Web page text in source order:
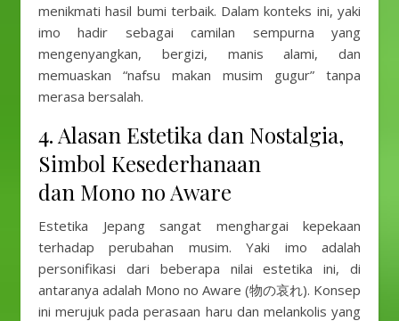
menikmati hasil bumi terbaik. Dalam konteks ini, yaki
imo hadir sebagai camilan sempurna yang
mengenyangkan, bergizi, manis alami, dan
memuaskan “nafsu makan musim gugur” tanpa
merasa bersalah.
4. Alasan Estetika dan Nostalgia,
Simbol Kesederhanaan
dan Mono no Aware
Estetika Jepang sangat menghargai kepekaan
terhadap perubahan musim. Yaki imo adalah
personifikasi dari beberapa nilai estetika ini, di
antaranya adalah Mono no Aware (物の哀れ). Konsep
ini merujuk pada perasaan haru dan melankolis yang